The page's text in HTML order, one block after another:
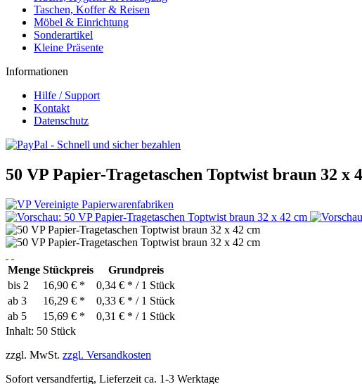
Taschen, Koffer & Reisen
Möbel & Einrichtung
Sonderartikel
Kleine Präsente
Informationen
Hilfe / Support
Kontakt
Datenschutz
50 VP Papier-Tragetaschen Toptwist braun 32 x
Menge Stückpreis
Grundpreis
bis 2 16,90 € *
0,34 € * / 1 Stück
ab 3 16,29 € *
0,33 € * / 1 Stück
ab 5 15,69 € *
0,31 € * / 1 Stück
Inhalt: 50 Stück
zzgl. MwSt. zzgl. Versandkosten
Sofort versandfertig, Lieferzeit ca. 1-3 Werktage